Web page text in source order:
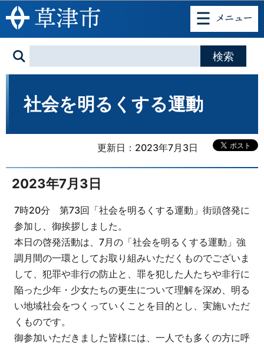
このページの本文へ移動
社会を明るくする運動
更新日：2023年7月3日
2023年7月3日
7時20分 第73回「社会を明るくする運動」街頭啓発に
参加し、御挨拶しました。
本日の啓発活動は、7月の「社会を明るくする運動」強
調月間の一環としてお取り組みいただくものでございま
して、犯罪や非行の防止と、罪を犯した人たちや非行に
陥った少年・少女たちの更生について理解を深め、明る
い地域社会をつくっていくことを目的とし、実施いただ
くものです。
御参加いただきました皆様には、一人でも多くの方に呼